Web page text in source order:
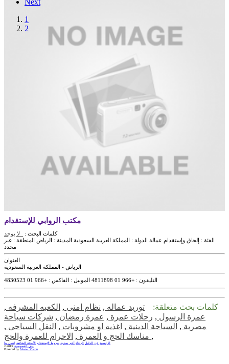
1
2
مكتب الروابي للإستقدام
كلمات البحث :
لا يوجد
الفئة :
إلحاق وإستقدام عمالة الدولة : المملكة العربية السعودية المدينة : الرياض المنطقة : غير
محدد
العنوان
الرياض - المملكة العربية السعودية
التليفون : +966 01 4811898 الموبيل : الفاكس : +966 01 4830523
كلمات بحث متعلقة: توريد عماله , نظام امنى , الكعبه المشرفه ,
عمرة الرسول , رحلات عمرة , عمرة رمضان , شركات سياحة
مصرية , السياحة الدينية , اغذيه او مشروبات , النقل السياحى ,
مناسك الحج و العمرة , ,
الرئيسية عن الدليل الرعاة أخبر صديق شروط الإستخدام الأسئلة الشائعة إتصل بنا
©2013|بيان الخصوصية
Powered byMaster Vision